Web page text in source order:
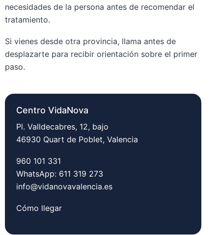
necesidades de la persona antes de recomendar el
tratamiento.
Si vienes desde otra provincia, llama antes de
desplazarte para recibir orientación sobre el primer
paso.
Centro VidaNova
Pl. Valldecabres, 12, bajo
46930 Quart de Poblet, Valencia
960 101 331
WhatsApp: 611 319 273
info@vidanovavalencia.es
Cómo llegar